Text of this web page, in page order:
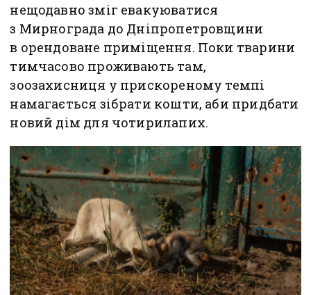
нещодавно зміг евакуюватися
з Мирнограда до Дніпропетровщини
в орендоване приміщення. Поки тварини
тимчасово проживають там,
зоозахисниця у прискореному темпі
намагається зібрати кошти, аби придбати
новий дім для чотирилапих.